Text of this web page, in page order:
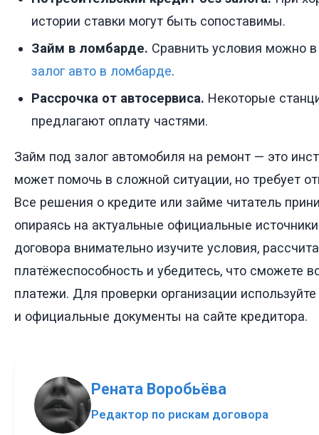
истории ставки могут быть сопоставимы.
Займ в ломбарде. Сравнить условия можно
залог авто в ломбарде.
Рассрочка от автосервиса. Некоторые
предлагают оплату частями.
Займ под залог автомобиля на ремонт — это
может помочь в сложной ситуации, но требует
Все решения о кредите или займе читатель
опираясь на актуальные официальные
договора внимательно изучите условия,
платёжеспособность и убедитесь, что сможете
платежи. Для проверки организации
и официальные документы на сайте кредитора.
Рената Воробьёва
Редактор по рискам договора